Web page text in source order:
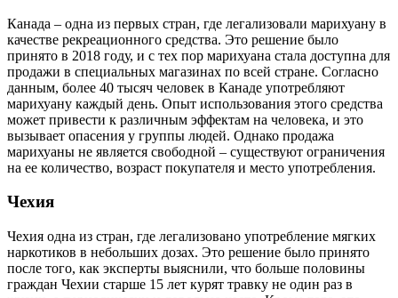
Канада – одна из первых стран, где легализовали марихуану в
качестве рекреационного средства. Это решение было
принято в 2018 году, и с тех пор марихуана стала доступна для
продажи в специальных магазинах по всей стране. Согласно
данным, более 40 тысяч человек в Канаде употребляют
марихуану каждый день. Опыт использования этого средства
может привести к различным эффектам на человека, и это
вызывает опасения у группы людей. Однако продажа
марихуаны не является свободной – существуют ограничения
на ее количество, возраст покупателя и место употребления.
Чехия
Чехия одна из стран, где легализовано употребление мягких
наркотиков в небольших дозах. Это решение было принято
после того, как эксперты выяснили, что больше половины
граждан Чехии старше 15 лет курят травку не один раз в